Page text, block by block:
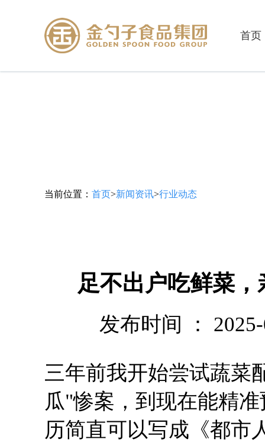
首页
当前位置： 首页>新闻资讯>行业动态
足不出户吃鲜菜
发布时间 ：
三年前我开始尝试蔬菜
瓜"惨案，到现在能精
历简直可以写成《都市